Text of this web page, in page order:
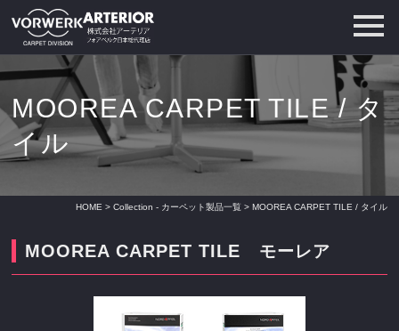
MOOREA CARPET TILE / タ
イル
HOME > Collection - カーペット製品一覧> MOOREA CARPET TILE / タイル
MOOREA CARPET TILE モーレア